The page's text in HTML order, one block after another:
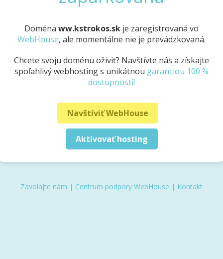
Doména ww.kstrokos.sk je zaregistrovaná vo
WebHouse, ale momentálne nie je prevádzkovaná.
Chcete svoju doménu oživiť? Navštívte nás a získajte
spoľahlivý webhosting s unikátnou garanciou 100 %
dostupnosti!
Navštíviť WebHouse
Aktivovať hosting
Zavolajte nám | Centrum podpory WebHouse | Kontakt